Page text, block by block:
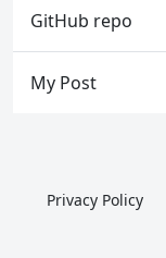
GitHub repo
My Post
Privacy Policy